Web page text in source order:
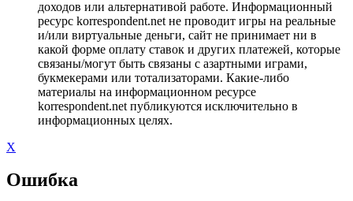
доходов или альтернативой работе. Информационный
ресурс korrespondent.net не проводит игры на реальные
и/или виртуальные деньги, сайт не принимает ни в
какой форме оплату ставок и других платежей, которые
связаны/могут быть связаны с азартными играми,
букмекерами или тотализаторами. Какие-либо
материалы на информационном ресурсе
korrespondent.net публикуются исключительно в
информационных целях.
X
Ошибка